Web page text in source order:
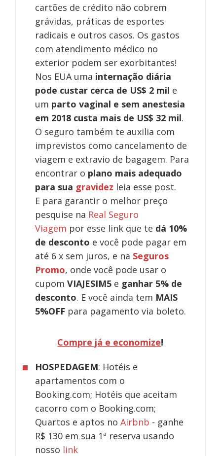
cartões de crédito não cobrem
grávidas, práticas de esportes
radicais e outros casos. Os gastos
com atendimento médico no
exterior podem ser exorbitantes!
Nos EUA uma internação diária
pode custar cerca de US$ 2 mil e
um parto vaginal e sem anestesia
em 2018 custa mais de US$ 32 mil.
O seguro também te auxilia com
imprevistos como cancelamento de
viagem e extravio de bagagem. Para
encontrar o plano mais adequado
para sua gravidez leia esse post.
E para garantir o melhor preço
pesquise na Real Seguro
Viagem por esse link que te dá 10%
de desconto e você pode pagar em
até 6 x sem juros, e na Seguros
Promo, onde você pode usar o
cupomVIAJESIM5 e ganhar 5% de
desconto. E você ainda tem MAIS
5%OFF para pagamento via boleto.
Compre já e economize!
HOSPEDAGEM: Hotéis e
apartamentos com o
Booking.com; Hotéis que aceitam
cacorro com o Booking.com;
Quartos e aptos noAirbnb - ganhe
R$ 130 em sua 1ª reserva usando
nosso link